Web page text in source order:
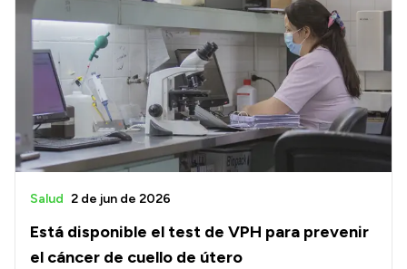
Está disponible el test de VPH para prevenir
el cáncer de cuello de útero
Salud 2 de jun de 2026